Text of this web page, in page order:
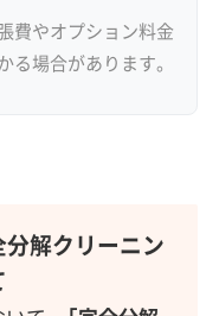
費やオプション料金
る場合があります。
解クリーニン